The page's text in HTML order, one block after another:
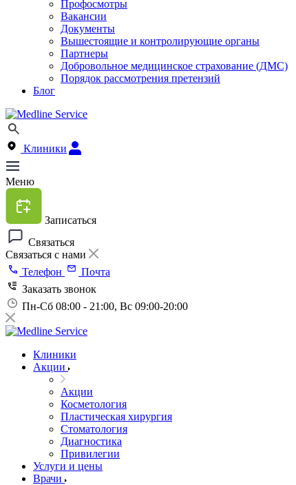
Профосмотры
Вакансии
Документы
Вышестоящие и контролирующие органы
Партнеры
Добровольное медицинское страхование (ДМС)
Порядок рассмотрения претензий
Блог
Клиники
Меню
Записаться
Связаться
Связаться с нами
Телефон
Почта
Заказать звонок
Пн-Сб 08:00 - 21:00, Вс 09:00-20:00
Клиники
Акции
Акции
Косметология
Пластическая хирургия
Стоматология
Диагностика
Привилегии
Услуги и цены
Врачи